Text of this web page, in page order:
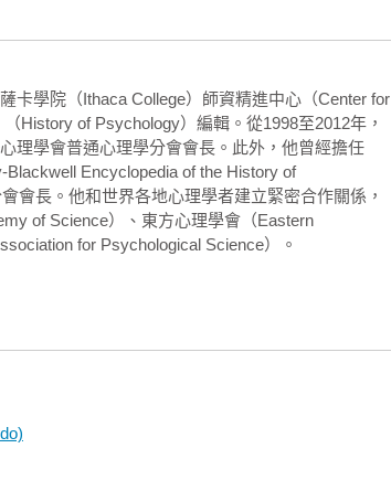
不是壞事；我們不過是聽從團體領導人，服從幫派
是從哪裡養成對腐化權威力量的好奇心，並確立公
南和伊拉克兩場邪惡戰爭的政治勢力。
倫蒐羅心智和行為研究，彙總出一組出色的歷史
容，來釐清四十多年前在史丹福大學那處地下室開
只於此——它為我們鋪陳一幅生動鮮活的歷史脈
）的內情。從史前時代開始，我們人類總是
的殘暴傾向，各方解釋層出不窮，包括邪靈附身到
，攻擊性衝動已經追溯自心理性慾情結
變項能發揮無遠弗屆卻又相當微妙的力量，來支
「情境」的強大作用力複合體。這是先天存在於
量，能界定情境並裁定情境勢力是屬合法或者非
深層源頭的敏銳度，卻向來都很低落。我們不能只
顱骨環鑽術（Trephination），動手在人類頭顱
件1860年代在祕魯發掘出土的顱骨，不過當時的歐
後二十年間，證據逐漸累積，顯示這種做法在古代
出土的一百二十件史前顱骨（定年結果為西元前
仍不明白，古人為什麼在顱骨上鑽孔。
傷的論述，到了羅馬帝國時代，第二世紀的羅馬
是治療頭部創傷的常用外科手法。這種手術存續
的顱骨環鑽術還經常在住家施行。如今這種手術也
環鑽術。檢視最早期論述提供的證據，我們就能
卡學院（Ithaca College）師資精進中心（Center for
History of Psychology）編輯。從1998至2012年，
理學會普通心理學分會會長。此外，他曾經擔任
Encyclopedia of the History of
會長。他和世界各地心理學者建立緊密合作關係，
of Science）、東方心理學會（Eastern
for Psychological Science）。